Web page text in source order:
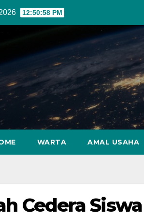
12:50:59 PM
WARTA AMAL USAHA
Cedera